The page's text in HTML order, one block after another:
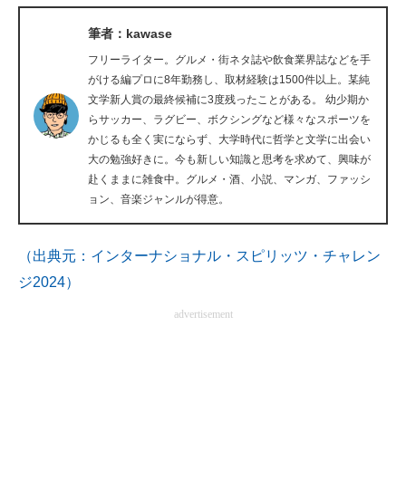
ITエンジニア向け専門サイト
企業向けIT製品の総合サイト
IT製品の技術・比較・事例
製造業のIT導入・活用を支援
モノづくり技術者専門サイト
エネルギーの専門メディア
筆者：kawase
フリーライター。グルメ・街ネタ誌や飲食業界誌などを手
がける編プロに8年勤務し、取材経験は1500件以上。某純
文学新人賞の最終候補に3度残ったことがある。 幼少期か
らサッカー、ラグビー、ボクシングなど様々なスポーツを
かじるも全く実にならず、大学時代に哲学と文学に出会い
大の勉強好きに。今も新しい知識と思考を求めて、興味が
赴くままに雑食中。グルメ・酒、小説、マンガ、ファッシ
ョン、音楽ジャンルが得意。
（出典元：インターナショナル・スピリッツ・チャレン
ジ2024）
advertisement